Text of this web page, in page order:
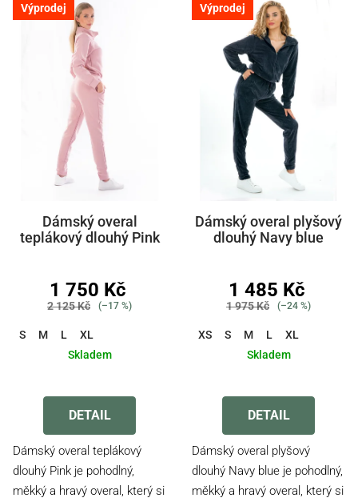
Výprodej
Dámský overal
teplákový dlouhý Pink
1 750 Kč
2 125 Kč (–17 %)
S M L
XL
Skladem
hodnocení
produktu
4,2
5
hvězdiček.
DETAIL
Dámský overal teplákový
dlouhý Pink je pohodlný,
měkký a hravý overal, který si
Výprodej
Dámský overal plyšový
dlouhý Navy blue
1 485 Kč
1 975 Kč (–24 %)
XS S M L
XL
Skladem
hodnocení
produktu
4,2
z
5
hvězdiček.
DETAIL
Dámský overal plyšový
dlouhý Navy blue je pohodlný,
měkký a hravý overal, který si